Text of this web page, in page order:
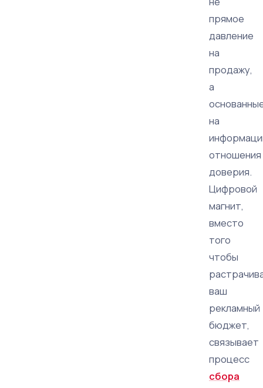
прямое
давление
на
продажу,
а
на
отношения
доверия.
Цифровой
магнит,
вместо
того
чтобы
ваш
рекламный
бюджет,
связывает
процесс
сбора